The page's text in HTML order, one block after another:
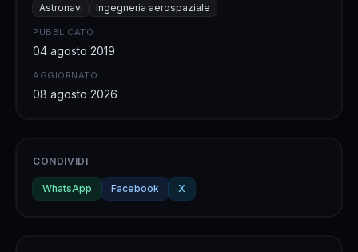
Astronavi Ingegneria aerospaziale
PUBBLICATO
04 agosto 2019
AGGIORNATO
08 agosto 2026
CONDIVIDI
WhatsApp Facebook X